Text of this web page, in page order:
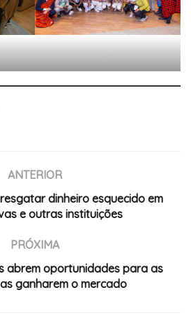
.
ANTERIOR
dinheiro esquecido em
e outras instituições
PRÓXIMA
abrem oportunidades para as
ganharem o mercado